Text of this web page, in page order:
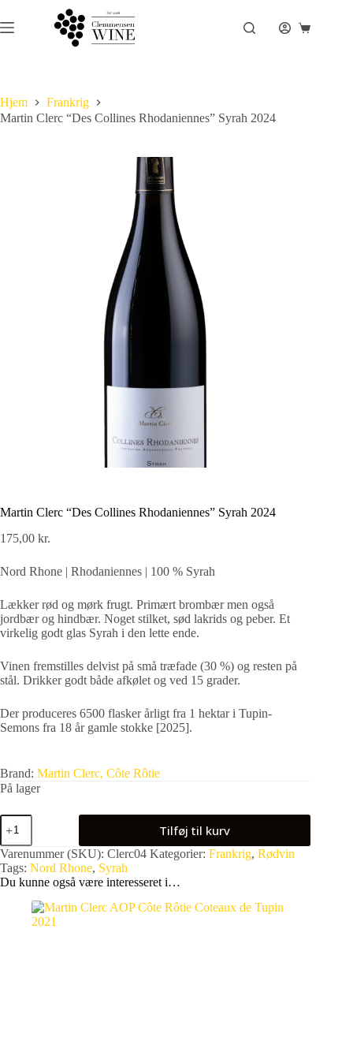
til
indhold
Hjem
Frankrig
Martin Clerc “Des Collines Rhodaniennes” Syrah 2024
Martin Clerc “Des Collines Rhodaniennes” Syrah 2024
175,00 kr.
Nord Rhone | Rhodaniennes | 100 % Syrah
Lækker rød og mørk frugt. Primært brombær men også
jordbær og hindbær. Noget stilket, sød lakrids og peber. Et
virkelig godt glas Syrah i den lette ende.
Vinen fremstilles delvist på små træfade (30 %) og resten på
stål. Drikker godt både afkølet og ved 15 grader.
Der produceres 6500 flasker årligt fra 1 hektar i Tupin-
Semons fra 18 år gamle stokke [2025].
Brand: Martin Clerc, Côte Rôtie
På lager
Martin
Clerc
"Des
Collines
Rhodaniennes"
Syrah
Tilføj til kurv
Varenummer (SKU): Clerc04 Kategorier: Frankrig, Rødvin
Tags: Nord Rhone, Syrah
Du kunne også være interesseret i…